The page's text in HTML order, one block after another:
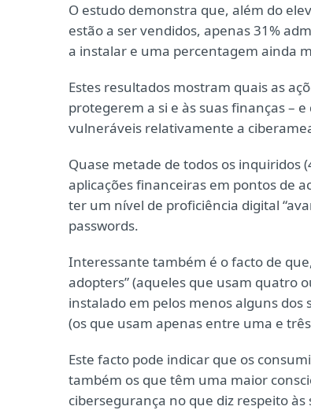
O estudo demonstra que, além do
estão a ser vendidos, apenas 31%
a instalar e uma percentagem ainda
Estes resultados mostram quais as
protegerem a si e às suas finanças –
vulneráveis relativamente a
Quase metade de todos os inquiridos
aplicações financeiras em pontos de
ter um nível de proficiência digital
passwords.
Interessante também é o facto de
adopters” (aqueles que usam quatro
instalado em pelos menos alguns dos
(os que usam apenas entre uma e
Este facto pode indicar que os
também os que têm uma maior
cibersegurança no que diz respeito às